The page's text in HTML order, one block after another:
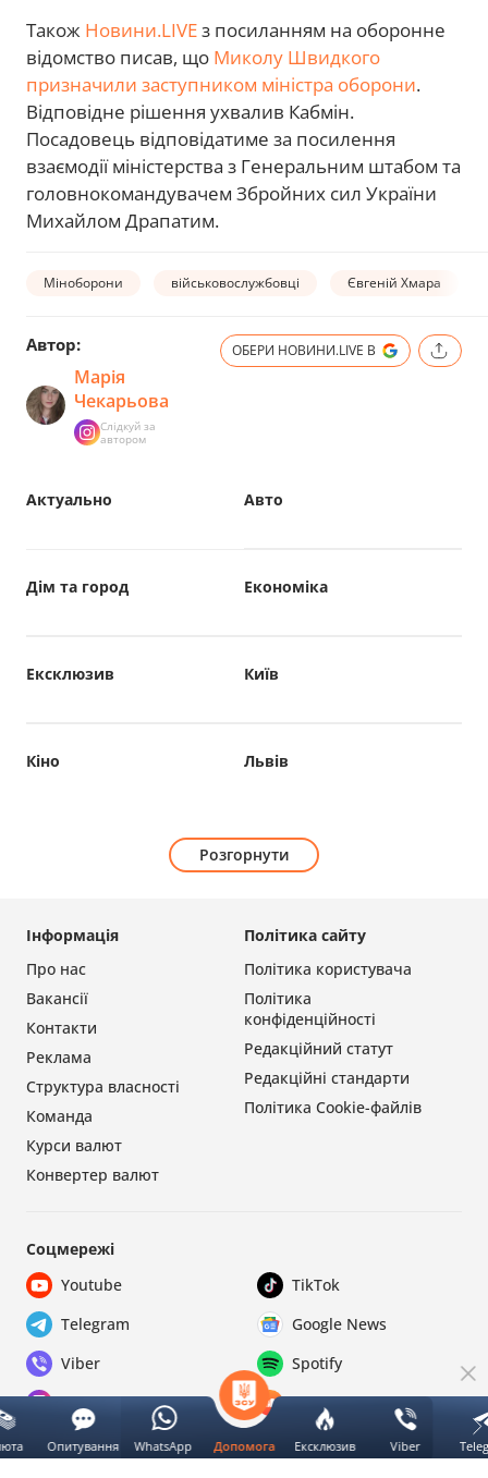
Також Новини.LIVEз посиланням на оборонне
відомство писав, що Миколу Швидкого
призначили заступником міністра оборони.
Відповідне рішення ухвалив Кабмін.
Посадовець відповідатиме за посилення
взаємодії міністерства з Генеральним штабом та
головнокомандувачем Збройних сил України
Михайлом Драпатим.
Міноборони військовослужбовці Євгеній Хмара
Автор:
Марія
Чекарьова
Слідкуй за
автором
ОБЕРИ НОВИНИ.LIVE В
Допомога Ексклюзив Viber
Опитування WhatsApp
Авто
Актуально
Дім та город Економіка
Ексклюзив Київ
Кіно Львів
Розгорнути
Політика сайту
Політика користувача
Політика
конфіденційності
Редакційний статут
Редакційні стандарти
Політика Cookie-файлів
Інформація
Про нас
Вакансії
Контакти
Реклама
Структура власності
Команда
Курси валют
Конвертер валют
Соцмережі
Youtube
TikTok
Telegram
Google News
Viber
Spotify
Instagram
SoundCloud
Facebook
RSS